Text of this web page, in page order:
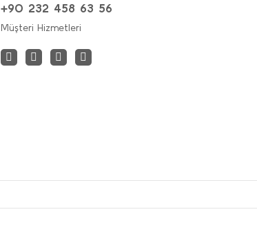
+90 232 458 63 56
Müşteri Hizmetleri